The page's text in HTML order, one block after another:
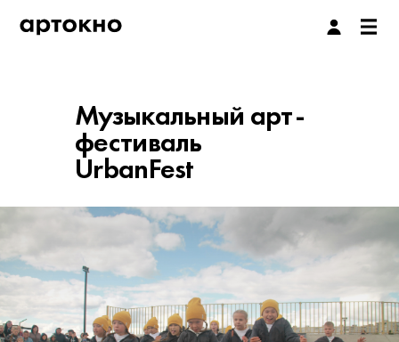
Музыкальный арт-
фестиваль
UrbanFest